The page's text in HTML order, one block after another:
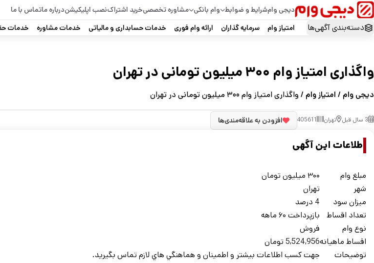
دیجی وامشرایط و ضوابط وام بانکی مشاوره تخصصیخرید اشتراکنصب اپلیکیشندرباره ماتماس با ما
دسته‌بندی آگهی‌ها
امتیاز وام سرمایه گذاران ارائه وام فوری خدمات حسابداری و مالیاتی خدمات مشاوره خدمات
واگذاری امتیاز وام ۳۰۰ میلیون تومانی در تهران
دیجی وام / امتیاز وام / واگذاری امتیاز وام ۳۰۰ میلیون تومانی در تهران
3 سال قبل تهران 405611 افزودن به علاقه‌مندی‌ها
اطلاعات این آگهی
مبلغ وام
۳۰۰ میلیون تومان
شهر
تهران
ميزان سود
4 درصد
تعداد اقساط
بازپرداخت ۶۰ ماهه
نوع وام
فروش
اقساط ماهيانه5,524,956 تومان
توضيحات
جهت کسب اطلاعات بيشتر و اطمينان و هماهنگي هاي لازم تماس بگيريد.